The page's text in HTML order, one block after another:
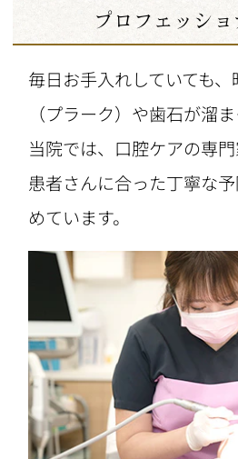
プロフェッシ
毎日お手入れしていても
（プラーク）や歯石が溜
当院では、口腔ケアの専
患者さんに合った丁寧な
めています。